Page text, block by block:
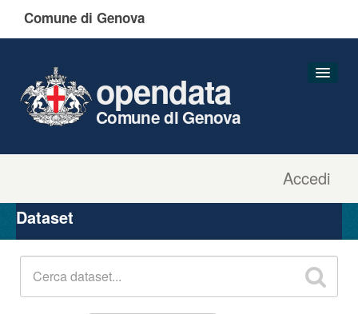
Comune di Genova
Accedi
opendata
Comune di Genova
Organizzazioni
Gruppi
Dataset